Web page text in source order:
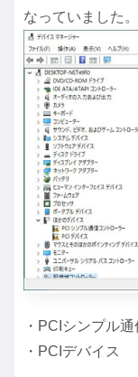
なっていました。
・PCIシンプル
・PCIデバイス